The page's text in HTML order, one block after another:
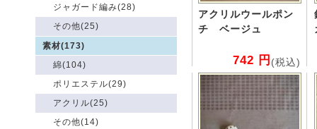
ジャガード編み(28)
その他(25)
素材(173)
綿(104)
ポリエステル(29)
アクリル(25)
その他(14)
アクリルウールポン
チ ベージュ
742 円 (税込)